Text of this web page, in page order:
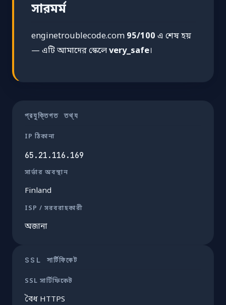
সারমর্ম
enginetroublecode.com 95/100 এ শেষ হয়
— এটি আমাদের স্কেলেvery_safe।
প্রযুক্তিগত তথ্য
IP ঠিকানা
65.21.116.169
সার্ভার অবস্থান
Finland
ISP / সরবরাহকারী
অজানা
SSL সার্টিফিকেট
SSL সার্টিফিকেট
বৈধ HTTPS